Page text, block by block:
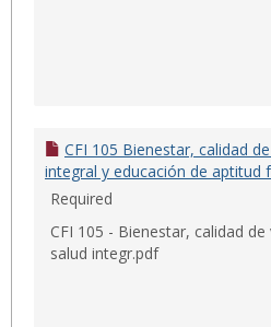
CFI 105 Bienestar, calidad
integral y educación de aptitud
Required
CFI 105 - Bienestar, calidad de
salud integr.pdf